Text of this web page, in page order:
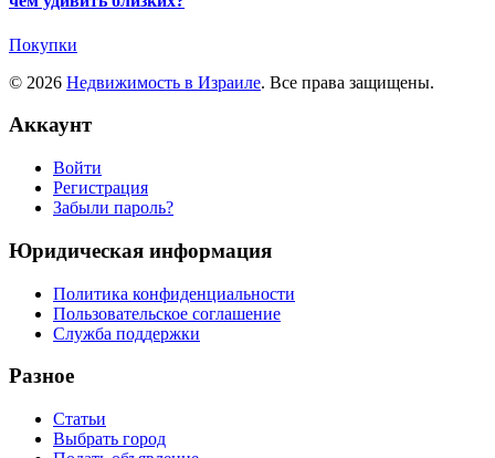
Покупки
© 2026 Недвижимость в Израиле. Все права защищены.
Аккаунт
Войти
Регистрация
Забыли пароль?
Юридическая информация
Политика конфиденциальности
Пользовательское соглашение
Служба поддержки
Разное
Статьи
Выбрать город